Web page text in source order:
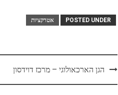
POSTED UNDER אטרקציות
Postהגן הארכאולוגי – מרכז דוידסון